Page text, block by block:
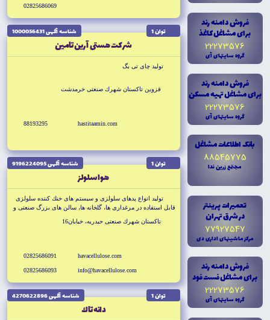
فروش دامنه رند
براى مشاغل کاغذ
22273576
گروه سايتهاى آى
فروش دامنه رند
براى مشاغل تهيه مسکن
22273576
گروه سايتهاى آى
بانک اطلاعات مشاغل
88545775
مجتمع زرين ندا
تعميرات پرينتر
در شرق تهران
77927547
مرکز ماشينهاى ادارى دى
فروش دامنه رند
براى مشاغل فست فود
22273576
گروه سايتهاى آى
02825686069
توان 1 شناسه آگهى 1000056431
شركت هستى آرين تامين
توليد چاى تى بگ
قزوين تاكستان شهرك صنعتى خرمدشت
hastitaamin.com
88193295
توان 1 شناسه آگهى 9196224095
هوا سلولز
توليد انواع پدهاى سلولزى و سيستم هاى خنك كننده سلولزى
قابل استفاده در مرغدارى ها، گلخانه ها، سالن هاى بزرگ صنعتى و
تاكستان شهرك صنعتى حيدريه، خيابان16
havacellulose.com
info@havacellulose.com
02825686091
02825686093
توان 1 شناسه آگهى 4270622896
دانه تاك